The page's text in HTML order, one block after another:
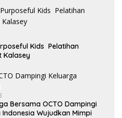
Kids Pelatihan
Kalasey
Bersama OCTO Dampingi
Wujudkan Mimpi